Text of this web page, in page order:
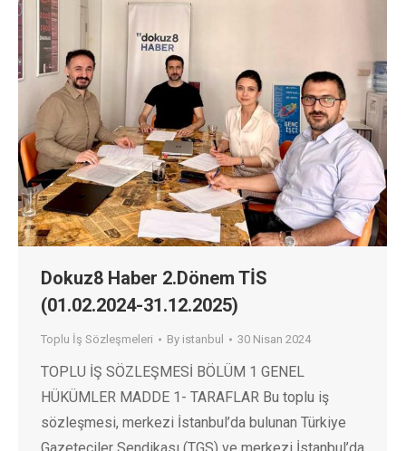
Dokuz8 Haber 2.Dönem TİS
(01.02.2024-31.12.2025)
Toplu İş Sözleşmeleri By istanbul 30 Nisan 2024
TOPLU İŞ SÖZLEŞMESİ BÖLÜM 1 GENEL
HÜKÜMLER MADDE 1- TARAFLAR Bu toplu iş
sözleşmesi, merkezi İstanbul’da bulunan Türkiye